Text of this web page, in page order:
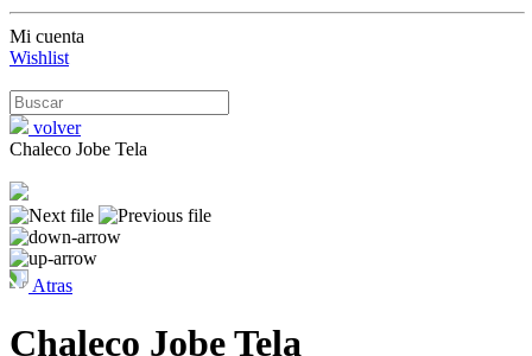
Mi cuenta
Wishlist
volver
Chaleco Jobe Tela
Atras
Chaleco Jobe Tela